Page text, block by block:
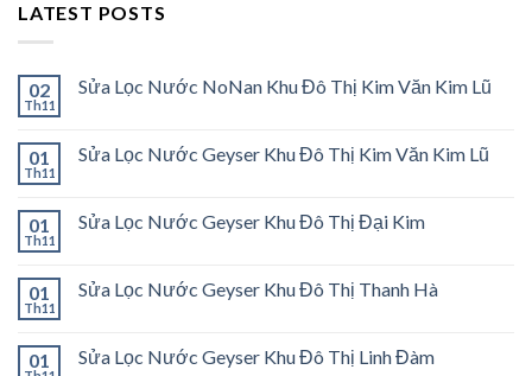
LATEST POSTS
02
Th11
Sửa Lọc Nước NoNan Khu Đô Thị Kim Văn Kim Lũ
01
Th11
Sửa Lọc Nước Geyser Khu Đô Thị Kim Văn Kim Lũ
01
Th11
Sửa Lọc Nước Geyser Khu Đô Thị Đại Kim
01
Th11
Sửa Lọc Nước Geyser Khu Đô Thị Thanh Hà
01 Sửa Lọc Nước Geyser Khu Đô Thị Linh Đàm